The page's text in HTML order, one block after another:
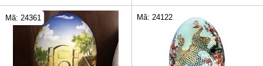
Mã: 24361 Mã: 24122